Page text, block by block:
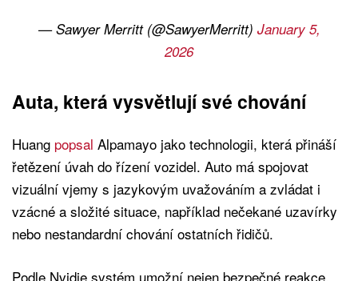
— Sawyer Merritt (@SawyerMerritt) January 5,
2026
Auta, která vysvětlují své chování
Huang popsal Alpamayo jako technologii, která přináší
řetězení úvah do řízení vozidel. Auto má spojovat
vizuální vjemy s jazykovým uvažováním a zvládat i
vzácné a složité situace, například nečekané uzavírky
nebo nestandardní chování ostatních řidičů.
Podle Nvidie systém umožní nejen bezpečné reakce,